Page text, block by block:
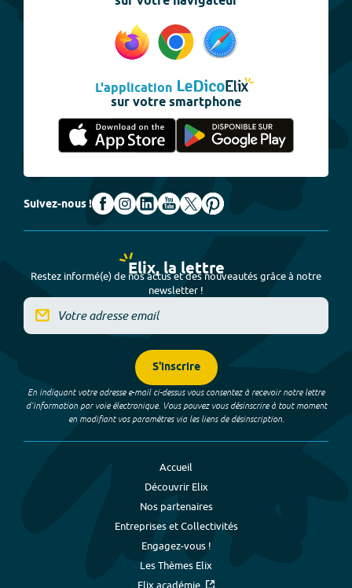
L'application
sur votre smartphone
Suivez-nous !
Elix, la lettre
Restez informé(e) de nos actus et des nouveautés grâce à notre
newsletter !
S'inscrire
En indiquant votre adresse e-mail ci-dessus vous consentez à recevoir notre lettre
d’information par voie électronique. Vous pouvez vous désinscrire à tout moment
en modifiant vos paramètres via les liens de désinscription.
Accueil
Découvrir Elix
Nos partenaires
Entreprises et Collectivités
Engagez-vous !
Les Thèmes Elix
Elix académie